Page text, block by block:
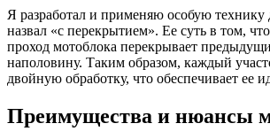
Я разработал и применяю особую
назвал «с перекрытием». Ее суть в том,
проход мотоблока перекрывает
наполовину. Таким образом, каждый
двойную обработку, что обеспечивает ее
Преимущества и нюансы